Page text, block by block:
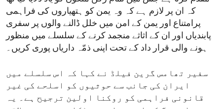
کہ ان پر لازم ہے کہ وہ یمن کو ہتھیاروں کی فراہمی
پرامتناع اور یمن کے امن میں خلل ڈالنے والوں پر سفری
پابندیاں اور ان کے اثاثے منجمد کرنے کے سلسلے میں منظور
ہونے والی قرار داد کے تحت اپنی ذمّہ داریاں پوری کریں۔
سفیر تھامس گرین فیلڈ نے کہا کہ اس سلسلے میں
ایران کی جانب سے حوثیوں کو اسلحے کی غیر
قانونی فراہمی کو روکنا اولین ترجیح ہے۔ یہ